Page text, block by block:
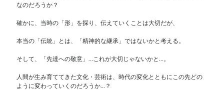
なのだろうか？
確かに、当時の「形」を探り、伝えていくことは大切だが、
本当の「伝統」とは、「精神的な継承」ではないかと考える。
そして、「先達への敬意」…これが大切じゃないかと…。
人間が生み育ててきた文化・芸術は、時代の変化とともにこの先どの
ように変わっていくのだろうか…？